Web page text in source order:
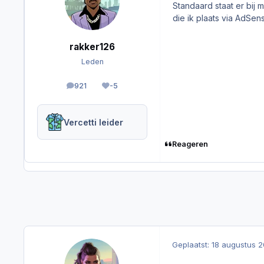
rakker126
Leden
921
berichten-5
Reputation
Vercetti leider
Standaard staat er bij
die ik plaats via
Reageren
Geplaatst: 18 augustus